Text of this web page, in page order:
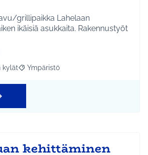
grillipaikka Lahelaan
ikäisiä asukkaita. Rakennustyöt
mukaan: Etelä-Tuusulan kylät
kylät Rajaa tulokset teeman mukaan:
Ympäristö
kehittäminen